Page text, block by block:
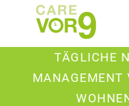
TÄGLICHE
MANAGEMENT